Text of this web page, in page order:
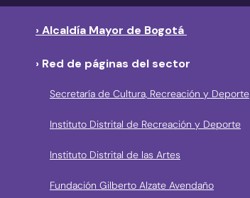
› Alcaldía Mayor de Bogotá
› Red de páginas del sector
Secretaría de Cultura, Recreación y Deporte
Instituto Distrital de Recreación y Deporte
Instituto Distrital de las Artes
Fundación Gilberto Alzate Avendaño